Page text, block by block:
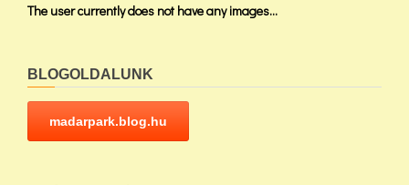
The user currently does not have any images...
BLOGOLDALUNK
madarpark.blog.hu